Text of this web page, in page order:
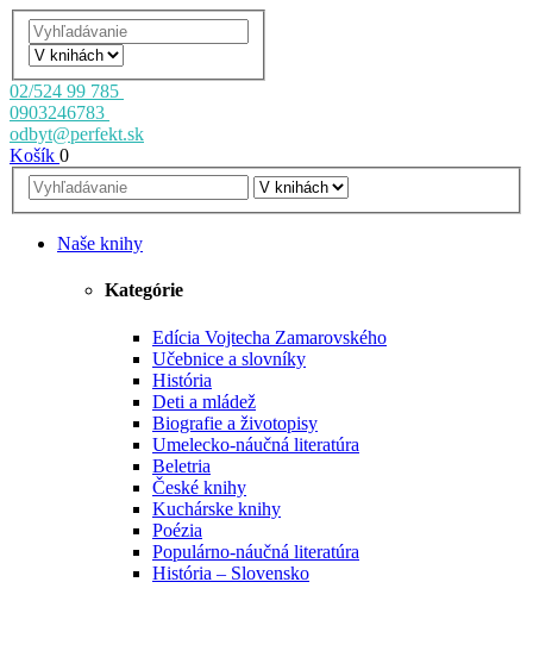
02/524 99 785
0903246783
odbyt@perfekt.sk
Košík 0
Naše knihy
Kategórie
Edícia Vojtecha Zamarovského
Učebnice a slovníky
História
Deti a mládež
Biografie a životopisy
Umelecko-náučná literatúra
Beletria
České knihy
Kuchárske knihy
Poézia
Populárno-náučná literatúra
História – Slovensko